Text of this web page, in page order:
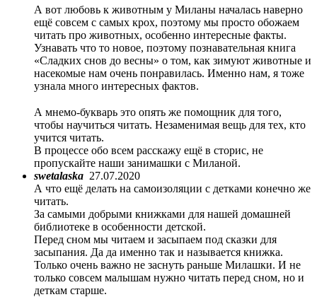
А вот любовь к животным у Миланы началась наверно
ещё совсем с самых крох, поэтому мы просто обожаем
читать про животных, особенно интересные факты.
Узнавать что то новое, поэтому познавательная книга
«Сладких снов до весны» о том, как зимуют животные и
насекомые нам очень понравилась. Именно нам, я тоже
узнала много интересных фактов.
А мнемо-букварь это опять же помощник для того,
чтобы научиться читать. Незаменимая вещь для тех, кто
учится читать.
В процессе обо всем расскажу ещё в сторис, не
пропускайте наши занимашки с Миланой.
swetalaska 27.07.2020
А что ещё делать на самоизоляции с детками конечно же
читать.
За самыми добрыми книжками для нашей домашней
библиотеке в особенности детской.
Перед сном мы читаем и засыпаем под сказки для
засыпания. Да да именно так и называется книжка.
Только очень важно не заснуть раньше Милашки. И не
только совсем малышам нужно читать перед сном, но и
деткам старше.